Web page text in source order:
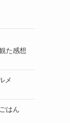
た感想
メ
はん